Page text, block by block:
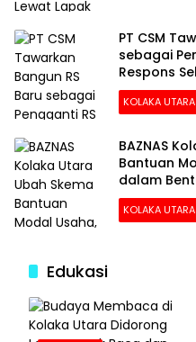
PT CSM
sebagai
Respons
KOLAKA UTARA
BAZNAS
Bantuan
dalam
Juta
KOLAKA UTARA
Edukasi